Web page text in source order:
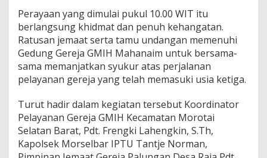
W
u
j
u
d
S
n
r
g
i
P
o
Perayaan yang dimulai pukul 10.00 WIT itu
berlangsung khidmat dan penuh kehangatan.
Ratusan jemaat serta tamu undangan memenuhi
Gedung Gereja GMIH Mahanaim untuk bersama-
sama memanjatkan syukur atas perjalanan
pelayanan gereja yang telah memasuki usia ketiga.
Turut hadir dalam kegiatan tersebut Koordinator
Pelayanan Gereja GMIH Kecamatan Morotai
Selatan Barat, Pdt. Frengki Lahengkin, S.Th,
Kapolsek Morselbar IPTU Tantje Norman,